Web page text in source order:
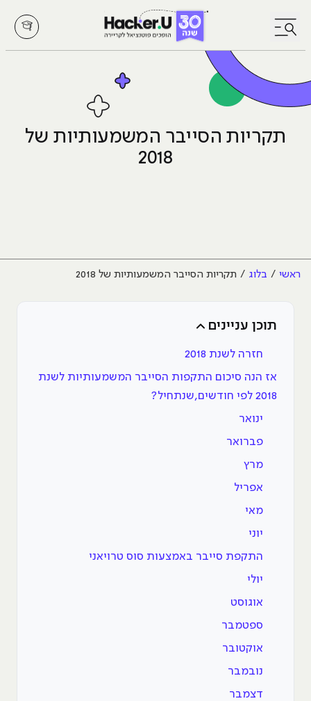
לחץ לפתיחת/סגירת תפריט
תקריות הסייבר המשמעותיות של
2018
ראשי בלוג תקריות הסייבר המשמעותיות של 2018
תוכן עניינים
חזרה לשנת 2018
אז הנה סיכום התקפות הסייבר המשמעותיות לשנת
2018 לפי חודשים,שנתחיל?
ינואר
פברואר
מרץ
אפריל
מאי
יוני
התקפת סייבר באמצעות סוס טרויאני
יולי
אוגוסט
ספטמבר
אוקטובר
נובמבר
דצמבר